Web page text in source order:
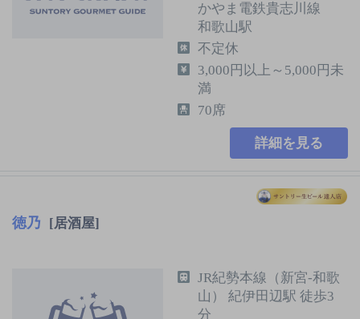
かやま電鉄貴志川線
和歌山駅
不定休
3,000円以上～5,000円未
満
70席
詳細を見る
徳乃 [居酒屋]
JR紀勢本線（新宮-和歌
山） 紀伊田辺駅 徒歩3
分